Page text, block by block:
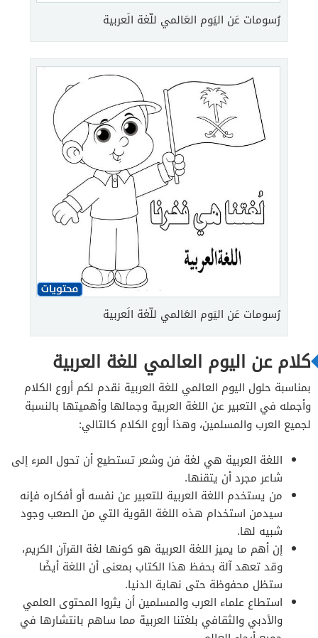
رُسومات عَن اليَوم العَالمي للّغة الَعربية
رُسومات عَن اليَوم العَالمي للّغة الَعربية
كلام عن اليوم العالمي للغة العربية
بمناسبة حلول اليوم العالمي للغة العربية نقدم لكم أروع الكلام
وأجمله في التعبير عن اللغة العربية وجمالها وأهميتها بالنسبة
لجميع العرب والمسلمين، وهذا أروع الكلام كالتالي:
اللغة العربية هي لغة فن وشعر تستطيع أن تحول المرء إلى
شاعر مجرد أن يتقنها.
من يستخدم اللغة العربية للتعبير عن نفسه أو أفكاره فإنه
سيدمن استخدام هذه اللغة القوية التي من الصعب وجود
شبيه لها.
إن أهم ما يميز اللغة العربية هو كونها لغة القرآن الكريم،
وقد تعهد آلة بحفظ هذا الكتاب بمعنى أن اللغة أيضًا
ستظل محفوظة حتى نهاية الدنيا.
استطاع علماء العرب والمسلمين أن يثروا المحتوى العلمي
والأدبي والثقافي بلغتنا العربية مما ساهم بانتشارها في